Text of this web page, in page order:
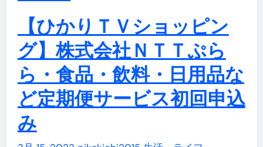
【ひかりＴＶショッピン
グ】株式会社ＮＴＴぷら
ら・食品・飲料・日用品な
ど定期便サービス初回申込
み